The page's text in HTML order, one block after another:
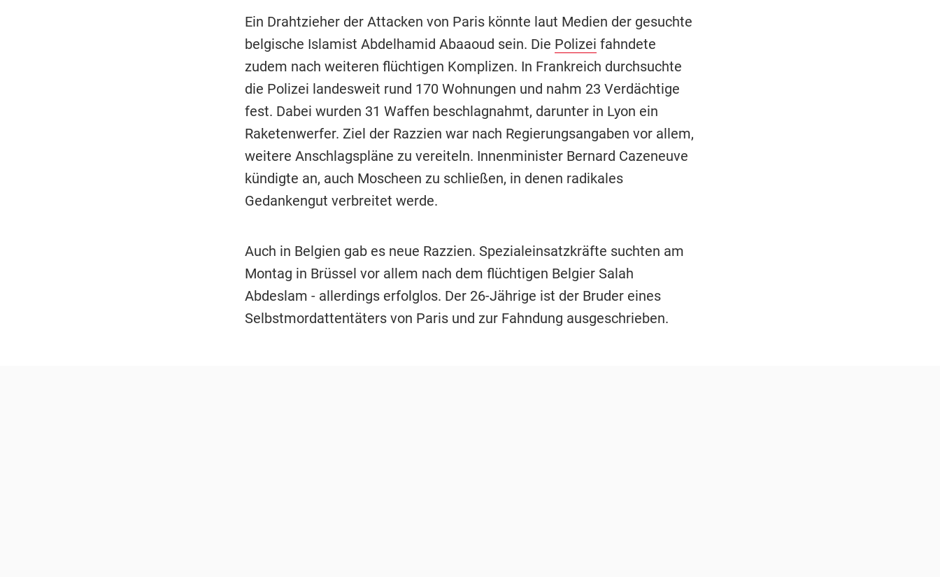
Ein Drahtzieher der Attacken von Paris könnte laut Medien der gesuchte
belgische Islamist Abdelhamid Abaaoud sein. Die Polizei fahndete
zudem nach weiteren flüchtigen Komplizen. In Frankreich durchsuchte
die Polizei landesweit rund 170 Wohnungen und nahm 23 Verdächtige
fest. Dabei wurden 31 Waffen beschlagnahmt, darunter in Lyon ein
Raketenwerfer. Ziel der Razzien war nach Regierungsangaben vor allem,
weitere Anschlagspläne zu vereiteln. Innenminister Bernard Cazeneuve
kündigte an, auch Moscheen zu schließen, in denen radikales
Gedankengut verbreitet werde.
Auch in Belgien gab es neue Razzien. Spezialeinsatzkräfte suchten am
Montag in Brüssel vor allem nach dem flüchtigen Belgier Salah
Abdeslam - allerdings erfolglos. Der 26-Jährige ist der Bruder eines
Selbstmordattentäters von Paris und zur Fahndung ausgeschrieben.